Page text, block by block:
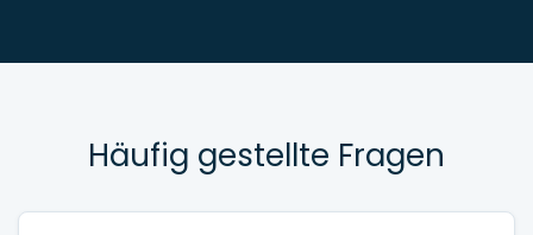
Häufig gestellte Fragen